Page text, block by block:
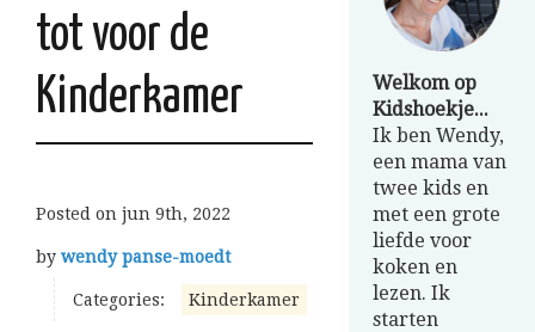
tot voor de
Kinderkamer
Posted on jun 9th, 2022
by wendy panse-moedt
Categories: Kinderkamer
Welkom op
Kidshoekje...
Ik ben Wendy,
een mama van
twee kids en
met een grote
liefde voor
koken en
lezen. Ik
starten